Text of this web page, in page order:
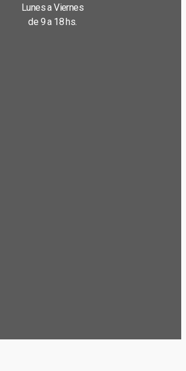
Lunes a Viernes
de 9 a 18 hs.